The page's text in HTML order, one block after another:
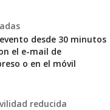
desde 30 minutos
el e-mail de
o en el móvil
reducida